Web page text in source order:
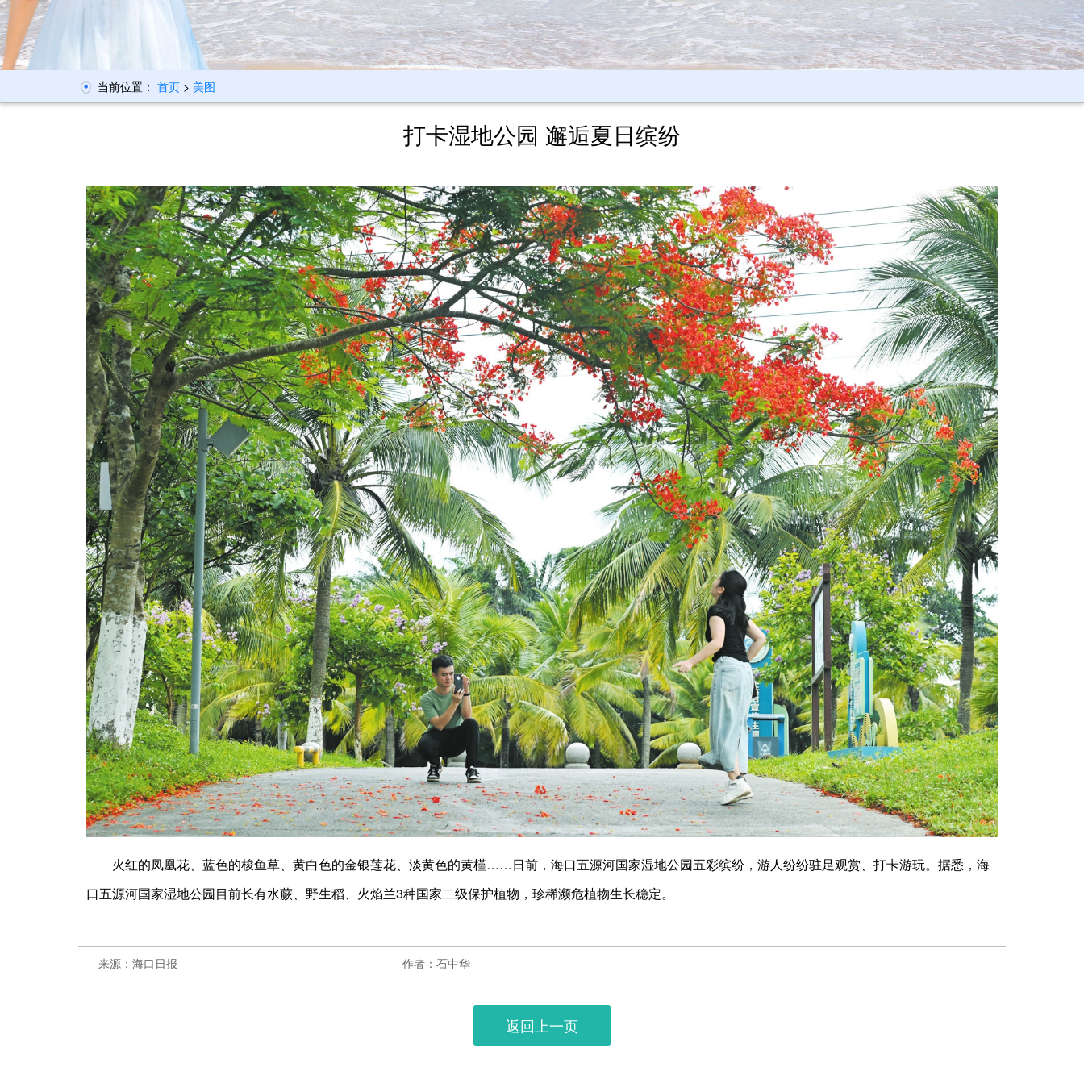
当前位置： 首页 > 美图
打卡湿地公园 邂逅夏日缤纷
火红的凤凰花、蓝色的梭鱼草、黄白色的金银莲花、淡黄色的黄槿……日前，海口五源河国家湿地公园五彩缤纷，游人纷纷驻足观赏、打卡游玩。据悉，海
口五源河国家湿地公园目前长有水蕨、野生稻、火焰兰3种国家二级保护植物，珍稀濒危植物生长稳定。
来源：海口日报 作者：石中华
返回上一页